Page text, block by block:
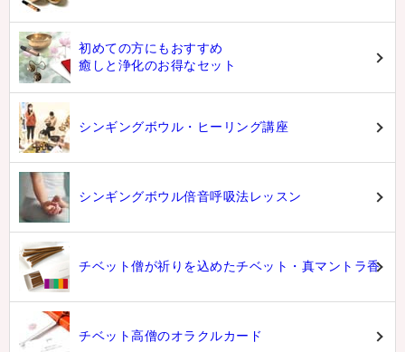
初めての方にもおすすめ
癒しと浄化のお得なセット
シンギングボウル・ヒーリング講座
シンギングボウル倍音呼吸法レッスン
チベット僧が祈りを込めたチベット・真マントラ香
チベット高僧のオラクルカード